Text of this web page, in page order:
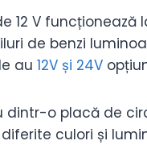
12 V funcționează
de benzi
au 12V și 24V
dintr-o placă de
culori și